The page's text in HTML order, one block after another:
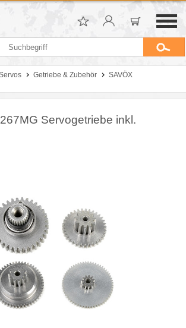
Getriebe & Zubehör
SAVÖX
Servogetriebe inkl.